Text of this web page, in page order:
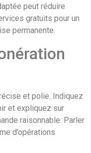
peut réduire
gratuits pour un
permanente.
et polie. Indiquez
et expliquez sur
raisonnable. Parler
d’opérations